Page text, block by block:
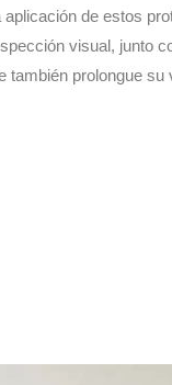
aplicación de estos
visual, junto
también prolongue